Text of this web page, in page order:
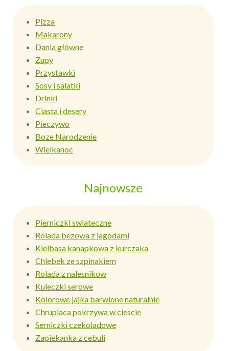
Pizza
Makarony
Dania główne
Zupy
Przystawki
Sosy i salatki
Drinki
Ciasta i desery
Pieczywo
Boze Narodzenie
Wielkanoc
Najnowsze
Pierniczki swiateczne
Rolada bezowa z jagodami
Kielbasa kanapkowa z kurczaka
Chlebek ze szpinakiem
Rolada z nalesnikow
Kuleczki serowe
Kolorowe jajka barwione naturalnie
Chrupiaca pokrzywa w ciescie
Serniczki czekoladowe
Zapiekanka z cebuli